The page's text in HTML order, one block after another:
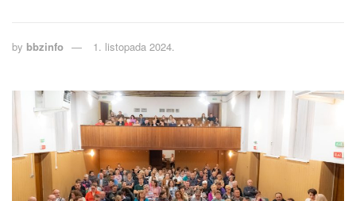
by bbzinfo 1. listopada 2024.